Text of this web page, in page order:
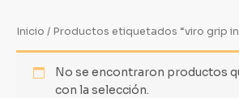
Inicio / Productos etiquetados “viro grip
No se encontraron productos
con la selección.